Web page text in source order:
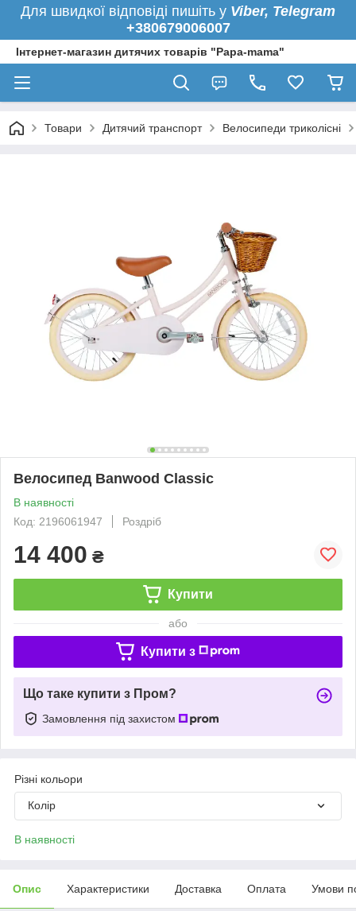
Для швидкої відповіді пишіть у Viber, Telegram
+380679006007
Інтернет-магазин дитячих товарів "Papa-mama"
Товари Дитячий транспорт Велосипеди триколісні
Велосипед Banwood Classic
В наявності
Код: 2196061947
Роздріб
14 400 ₴
Купити
або
Купити з
Що таке купити з Пром?
Замовлення під захистом
Різні кольори
Колір
В наявності
Опис Характеристики Доставка Оплата Умови